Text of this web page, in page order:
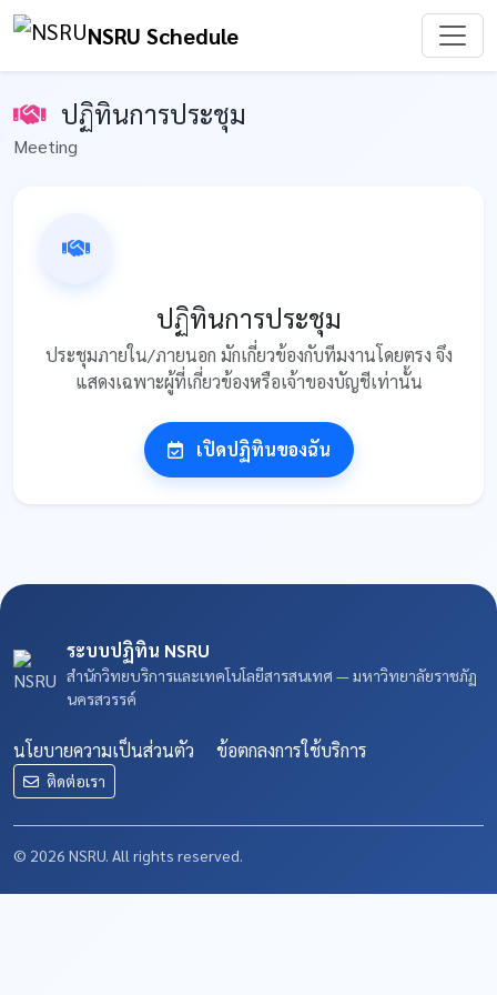
NSRU Schedule
ปฏิทินการประชุม
Meeting
ปฏิทินการประชุม
ประชุมภายใน/ภายนอก มักเกี่ยวข้องกับทีมงานโดยตรง จึง
แสดงเฉพาะผู้ที่เกี่ยวข้องหรือเจ้าของบัญชีเท่านั้น
เปิดปฏิทินของฉัน
ระบบปฏิทิน NSRU
สำนักวิทยบริการและเทคโนโลยีสารสนเทศ — มหาวิทยาลัยราชภัฏ
นครสวรรค์
นโยบายความเป็นส่วนตัว ข้อตกลงการใช้บริการ
ติดต่อเรา
© 2026 NSRU. All rights reserved.